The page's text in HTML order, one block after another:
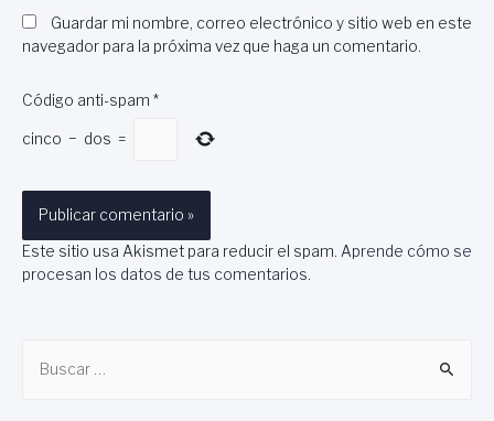
Guardar mi nombre, correo electrónico y sitio web en este
navegador para la próxima vez que haga un comentario.
Código anti-spam *
cinco − dos =
Este sitio usa Akismet para reducir el spam. Aprende cómo se
procesan los datos de tus comentarios.